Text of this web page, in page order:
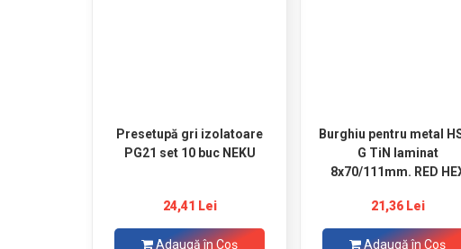
Presetupă gri izolatoare
PG21 set 10 buc NEKU
24,41 Lei
Adaugă în Coş
Burghiu pentru metal
G TiN laminat
8x70/111mm. RED
21,36 Lei
Adaugă în Coş